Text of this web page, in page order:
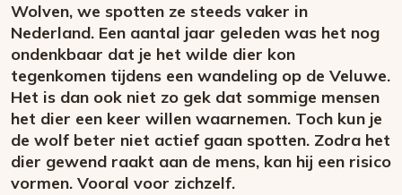
Wolven, we spotten ze steeds vaker in
Nederland. Een aantal jaar geleden was het nog
ondenkbaar dat je het wilde dier kon
tegenkomen tijdens een wandeling op de Veluwe.
Het is dan ook niet zo gek dat sommige mensen
het dier een keer willen waarnemen. Toch kun je
de wolf beter niet actief gaan spotten. Zodra het
dier gewend raakt aan de mens, kan hij een risico
vormen. Vooral voor zichzelf.